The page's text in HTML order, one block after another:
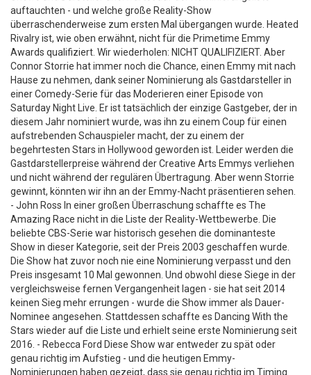
auftauchten - und welche große Reality-Show
überraschenderweise zum ersten Mal übergangen wurde. Heated
Rivalry ist, wie oben erwähnt, nicht für die Primetime Emmy
Awards qualifiziert. Wir wiederholen: NICHT QUALIFIZIERT. Aber
Connor Storrie hat immer noch die Chance, einen Emmy mit nach
Hause zu nehmen, dank seiner Nominierung als Gastdarsteller in
einer Comedy-Serie für das Moderieren einer Episode von
Saturday Night Live. Er ist tatsächlich der einzige Gastgeber, der in
diesem Jahr nominiert wurde, was ihn zu einem Coup für einen
aufstrebenden Schauspieler macht, der zu einem der
begehrtesten Stars in Hollywood geworden ist. Leider werden die
Gastdarstellerpreise während der Creative Arts Emmys verliehen
und nicht während der regulären Übertragung. Aber wenn Storrie
gewinnt, könnten wir ihn an der Emmy-Nacht präsentieren sehen.
- John Ross In einer großen Überraschung schaffte es The
Amazing Race nicht in die Liste der Reality-Wettbewerbe. Die
beliebte CBS-Serie war historisch gesehen die dominanteste
Show in dieser Kategorie, seit der Preis 2003 geschaffen wurde.
Die Show hat zuvor noch nie eine Nominierung verpasst und den
Preis insgesamt 10 Mal gewonnen. Und obwohl diese Siege in der
vergleichsweise fernen Vergangenheit lagen - sie hat seit 2014
keinen Sieg mehr errungen - wurde die Show immer als Dauer-
Nominee angesehen. Stattdessen schaffte es Dancing With the
Stars wieder auf die Liste und erhielt seine erste Nominierung seit
2016. - Rebecca Ford Diese Show war entweder zu spät oder
genau richtig im Aufstieg - und die heutigen Emmy-
Nominierungen haben gezeigt, dass sie genau richtig im Timing